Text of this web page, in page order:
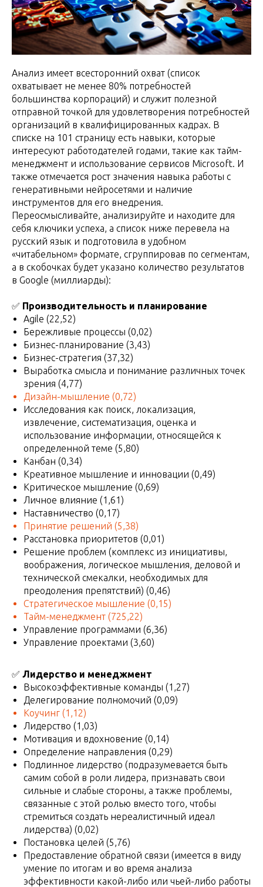
Анализ имеет всесторонний охват (список
охватывает не менее 80% потребностей
большинства корпораций) и служит полезной
отправной точкой для удовлетворения потребностей
организаций в квалифицированных кадрах. В
списке на 101 страницу есть навыки, которые
интересуют работодателей годами, такие как тайм-
менеджмент и использование сервисов Microsoft. И
также отмечается рост значения навыка работы с
генеративными нейросетями и наличие
инструментов для его внедрения.
Переосмысливайте, анализируйте и находите для
себя ключики успеха, а список ниже перевела на
русский язык и подготовила в удобном
«читабельном» формате, сгруппировав по сегментам,
а в скобочках будет указано количество результатов
в Google (миллиарды):
✅ Производительность и планирование
Agile (22,52)
Бережливые процессы (0,02)
Бизнес-планирование (3,43)
Бизнес-стратегия (37,32)
Выработка смысла и понимание различных точек
зрения (4,77)
Дизайн-мышление (0,72)
Исследования как поиск, локализация,
извлечение, систематизация, оценка и
использование информации, относящейся к
определенной теме (5,80)
Канбан (0,34)
Креативное мышление и инновации (0,49)
Критическое мышление (0,69)
Личное влияние (1,61)
Наставничество (0,17)
Принятие решений (5,38)
Расстановка приоритетов (0,01)
Решение проблем (комплекс из инициативы,
воображения, логическое мышления, деловой и
технической смекалки, необходимых для
преодоления препятствий) (0,46)
Стратегическое мышление (0,15)
Тайм-менеджмент (725,22)
Управление программами (6,36)
Управление проектами (3,60)
✅ Лидерство и менеджмент
Высокоэффективные команды (1,27)
Делегирование полномочий (0,09)
Коучинг (1,12)
Лидерство (1,03)
Мотивация и вдохновение (0,14)
Определение направления (0,29)
Подлинное лидерство (подразумевается быть
самим собой в роли лидера, признавать свои
сильные и слабые стороны, а также проблемы,
связанные с этой ролью вместо того, чтобы
стремиться создать нереалистичный идеал
лидерства) (0,02)
Постановка целей (5,76)
Предоставление обратной связи (имеется в виду
умение по итогам и во время анализа
эффективности какой-либо или чьей-либо работы